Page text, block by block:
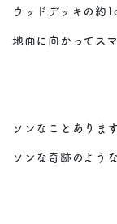
ウッドデッキの約
地面に向かってス
ソンなことありま
ソンな奇跡のよう